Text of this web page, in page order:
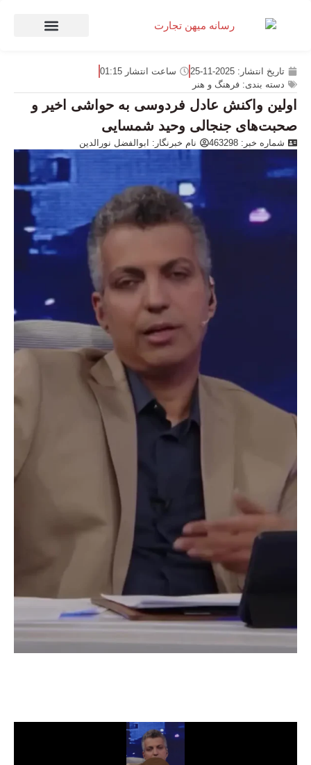
تاریخ انتشار: 2025-11-25 ساعت انتشار 01:15
دسته بندی: فرهنگ و هنر
اولین واکنش عادل فردوسی به حواشی اخیر و
صحبت‌های جنجالی وحید شمسایی
شماره خبر: 463298 نام خبرنگار: ابوالفضل نورالدین